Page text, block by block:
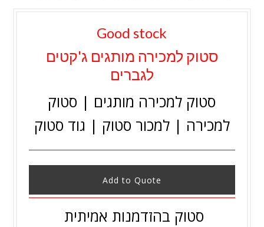
Good stock
סטוק למכירה מותגים ג'קטים
לגברים
סטוק למכירה מותגים | סטוק
למכירה | למכור סטוק | גוד סטוק
Add to Quote
סטוק בהזדמנות אמיתית